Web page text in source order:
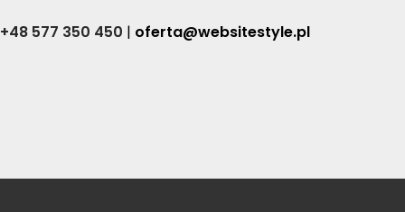
+48 577 350 450 | oferta@websitestyle.pl